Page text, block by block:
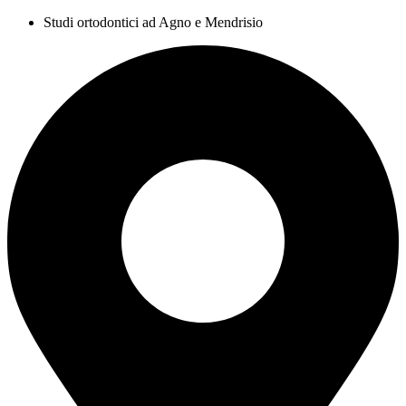
Studi ortodontici ad Agno e Mendrisio